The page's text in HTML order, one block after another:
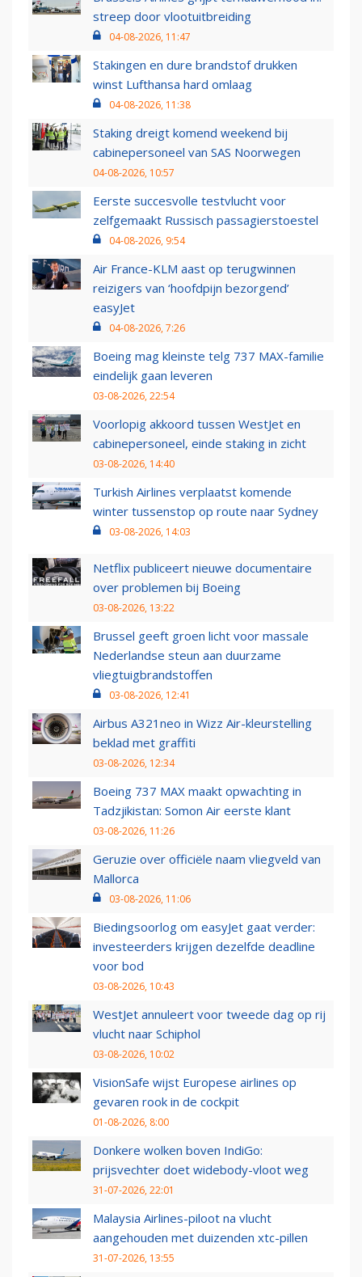
streep door vlootuitbreiding
04-08-2026, 11:47
Stakingen en dure brandstof drukken
winst Lufthansa hard omlaag
04-08-2026, 11:38
Staking dreigt komend weekend bij
cabinepersoneel van SAS Noorwegen
04-08-2026, 10:57
Eerste succesvolle testvlucht voor
zelfgemaakt Russisch passagierstoestel
04-08-2026, 9:54
Air France-KLM aast op terugwinnen
reizigers van ‘hoofdpijn bezorgend’
easyJet
04-08-2026, 7:26
Boeing mag kleinste telg 737 MAX-familie
eindelijk gaan leveren
03-08-2026, 22:54
Voorlopig akkoord tussen WestJet en
cabinepersoneel, einde staking in zicht
03-08-2026, 14:40
Turkish Airlines verplaatst komende
winter tussenstop op route naar Sydney
03-08-2026, 14:03
Netflix publiceert nieuwe documentaire
over problemen bij Boeing
03-08-2026, 13:22
Brussel geeft groen licht voor massale
Nederlandse steun aan duurzame
vliegtuigbrandstoffen
03-08-2026, 12:41
Airbus A321neo in Wizz Air-kleurstelling
beklad met graffiti
03-08-2026, 12:34
Boeing 737 MAX maakt opwachting in
Tadzjikistan: Somon Air eerste klant
03-08-2026, 11:26
Geruzie over officiële naam vliegveld van
Mallorca
03-08-2026, 11:06
Biedingsoorlog om easyJet gaat verder:
investeerders krijgen dezelfde deadline
voor bod
03-08-2026, 10:43
WestJet annuleert voor tweede dag op rij
vlucht naar Schiphol
03-08-2026, 10:02
VisionSafe wijst Europese airlines op
gevaren rook in de cockpit
01-08-2026, 8:00
Donkere wolken boven IndiGo:
prijsvechter doet widebody-vloot weg
31-07-2026, 22:01
Malaysia Airlines-piloot na vlucht
aangehouden met duizenden xtc-pillen
31-07-2026, 13:55